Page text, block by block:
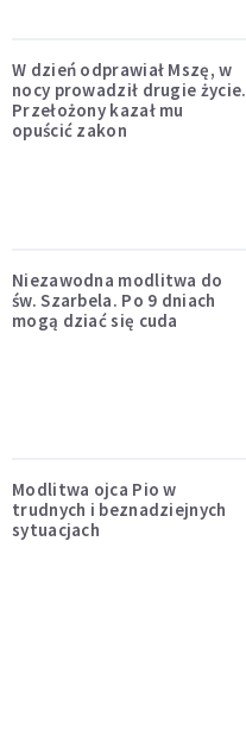
W dzień odprawiał Mszę, w
nocy prowadził drugie życie.
Przełożony kazał mu
opuścić zakon
Niezawodna modlitwa do
św. Szarbela. Po 9 dniach
mogą dziać się cuda
Modlitwa ojca Pio w
trudnych i beznadziejnych
sytuacjach